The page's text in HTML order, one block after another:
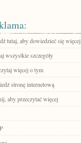
tutaj, aby dowiedzieć się więcej
wszystkie szczegóły
więcej o tym
stronę internetową
aby przeczytać więcej